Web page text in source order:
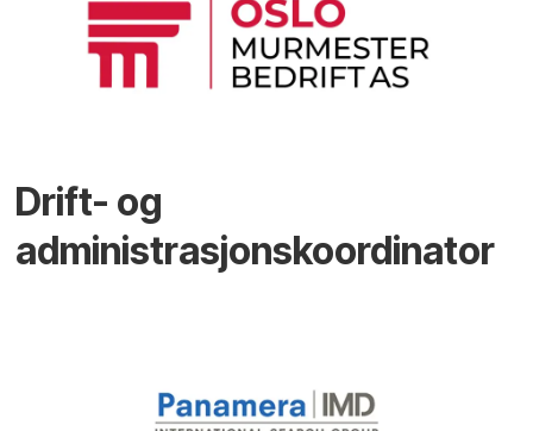
Drift- og
administrasjonskoordinator